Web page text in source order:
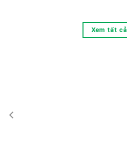
Xem tất cả